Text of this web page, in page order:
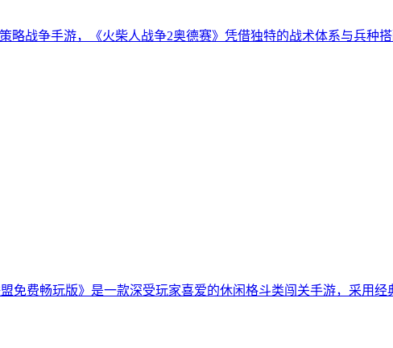
略战争手游，《火柴人战争2奥德赛》凭借独特的战术体系与兵种
免费畅玩版》是一款深受玩家喜爱的休闲格斗类闯关手游，采用